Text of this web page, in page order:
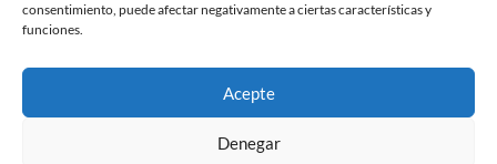
consentimiento, puede afectar negativamente a ciertas características y
funciones.
Acepte
Denegar